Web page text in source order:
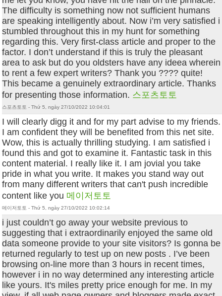
The difficulty is something now not sufficient humans
are speaking intelligently about. Now i’m very satisfied i
stumbled throughout this in my hunt for something
regarding this. Very first-class article and proper to the
factor. I don’t understand if this is truly the pleasant
area to ask but do you oldsters have any ideea wherein
to rent a few expert writers? Thank you ???? quite!
This became a genuinely extraordinary article. Thanks
for presenting those information. 스포츠토토
스포츠토토 - Thứ 5, ngày 27/10/2022 10:04:01
I will clearly digg it and for my part advise to my friends.
I am confident they will be benefited from this net site.
Wow, this is actually thrilling studying. I am satisfied i
found this and got to examine it. Fantastic task in this
content material. I really like it. I am jovial you take
pride in what you write. It makes you stand way out
from many different writers that can't push incredible
content like you 메이저토토
메이저토토 - Thứ 5, ngày 27/10/2022 10:02:14
i just couldn’t go away your website previous to
suggesting that i extraordinarily enjoyed the same old
data someone provide to your site visitors? Is gonna be
returned regularly to test up on new posts . I’ve been
browsing on-line more than 3 hours in recent times,
however i in no way determined any interesting article
like yours. It's miles pretty price enough for me. In my